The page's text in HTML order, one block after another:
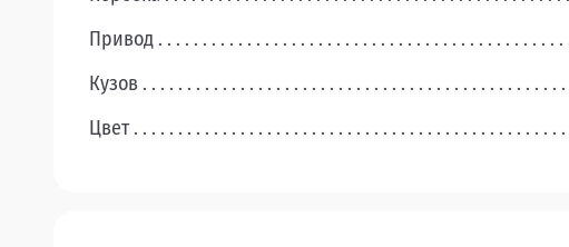
Привод
Кузов
Цвет